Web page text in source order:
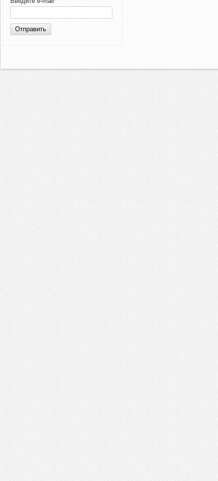
Отправить